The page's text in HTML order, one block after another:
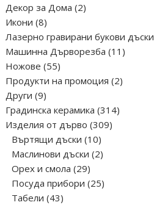
on
the
product
page
Декор за Дома 22
Икони 88
продукта
Лазерно гравирани букови дъски
Машинна Дърворезба 11 11
Ножове 5555
продукта
Продукти на промоция 22
Други 99
продукта
Градинска керамика 314314
Изделия от дърво 309309
Въртящи дъски 1010
продукта
Маслинови дъски 22
Орех и смола 2929
продукта
Посуда прибори 2525
Табели 4343